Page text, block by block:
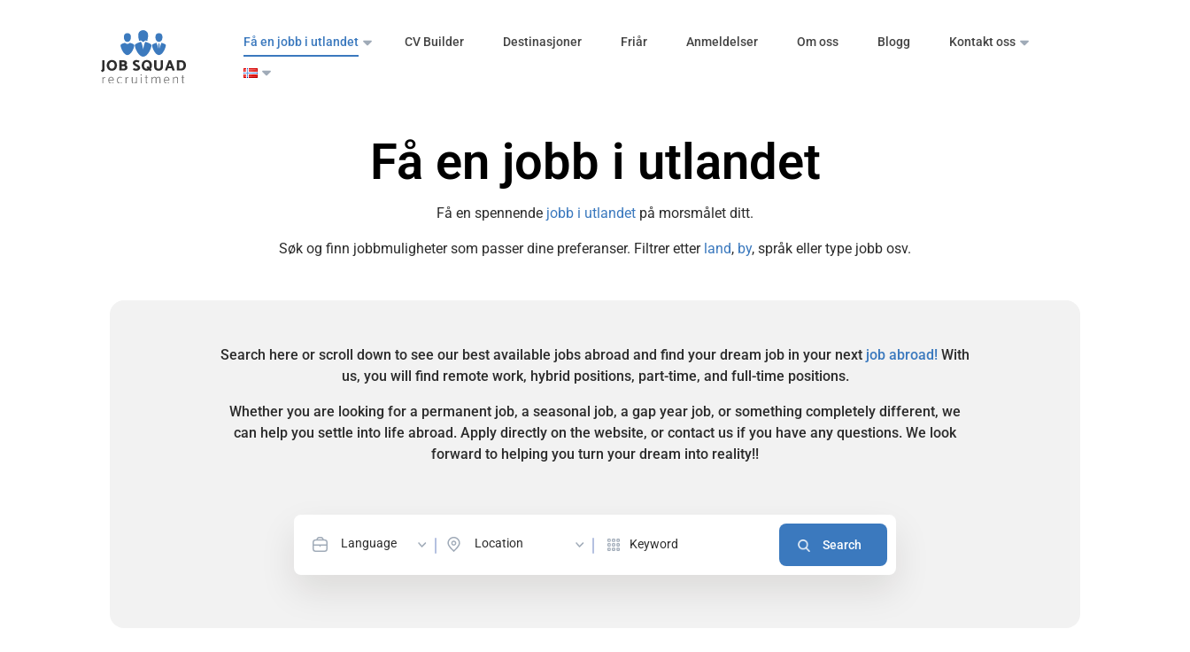
Få en jobb i utlandet CV Builder Destinasjoner Friår Anmeldelser Om oss Blogg Kontakt oss
Få en jobb i utlandet
Få en spennende jobb i utlandet på morsmålet ditt.
Søk og finn jobbmuligheter som passer dine preferanser. Filtrer etter land, by, språk eller type jobb osv.
Search here or scroll down to see our best available jobs abroad and find your dream job in your next job abroad! With
us, you will find remote work, hybrid positions, part-time, and full-time positions.
Whether you are looking for a permanent job, a seasonal job, a gap year job, or something completely different, we
can help you settle into life abroad. Apply directly on the website, or contact us if you have any questions. We look
forward to helping you turn your dream into reality!!
Language Location